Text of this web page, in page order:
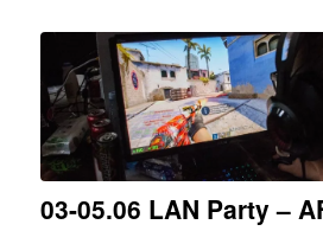
03-05.06 LAN Party –